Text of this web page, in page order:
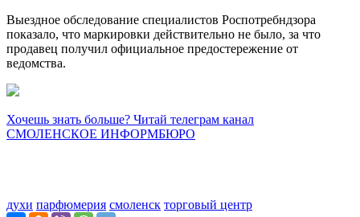
Выездное обследование специалистов Роспотребндзора
показало, что маркировки действительно не было, за что
продавец получил официальное предостережение от
ведомства.
Хочешь знать больше? Читай телеграм канал
СМОЛЕНСКОЕ ИНФОРМБЮРО
духи парфюмерия смоленск торговый центр